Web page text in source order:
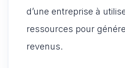
d’une entreprise à
ressources pour
revenus.